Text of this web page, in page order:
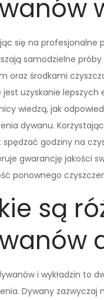
się na profesjonalne
samodzielne
oraz środkami
jest uzyskanie lepszych
wiedzą, jak
dywanu.
spędzać godziny na
gwarancję jakości
ponownego
są
i wykładzin to
Dywany zazwyczaj